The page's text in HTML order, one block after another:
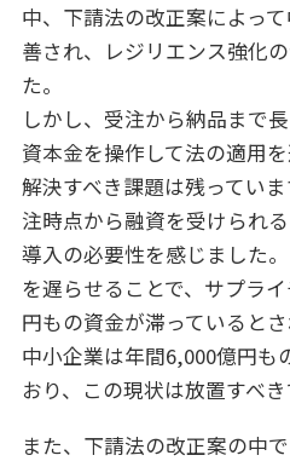
中、下請法の改正案によっ
善され、レジリエンス強化
た。
しかし、受注から納品まで
資本金を操作して法の適用
解決すべき課題は残ってい
注時点から融資を受けられ
導入の必要性を感じました
を遅らせることで、サプラ
円もの資金が滞っているとさ
中小企業は年間6,000億円も
おり、この現状は放置すべ
また、下請法の改正案の中